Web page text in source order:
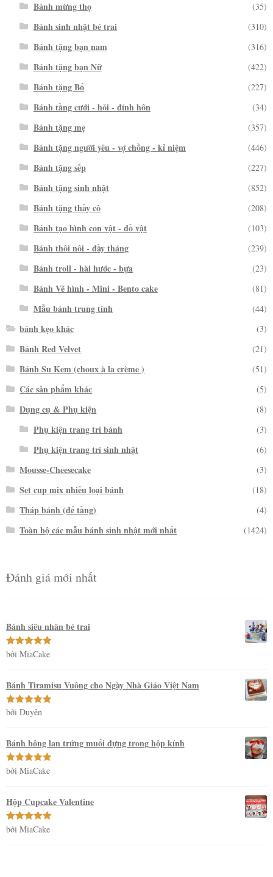
Bánh mừng thọ (35)
Bánh sinh nhật bé trai (310)
Bánh tặng bạn nam (316)
Bánh tặng bạn Nữ (422)
Bánh tặng Bố (227)
Bánh tầng cưới - hỏi - đính hôn (34)
Bánh tặng mẹ (357)
Bánh tặng người yêu - vợ chồng - kỉ niệm (446)
Bánh tặng sếp (227)
Bánh tặng sinh nhật (852)
Bánh tặng thầy cô (208)
Bánh tạo hình con vật - đồ vật (103)
Bánh thôi nôi - đầy tháng (239)
Bánh troll - hài hước - bựa (23)
Bánh Vẽ hình - Mini - Bento cake (81)
Mẫu bánh trung tính (44)
bánh kẹo khác (3)
Bánh Red Velvet (21)
Bánh Su Kem (choux à la crème ) (51)
Các sản phẩm khác (5)
Dụng cụ & Phụ kiện (8)
Phụ kiện trang trí bánh (3)
Phụ kiện trang trí sinh nhật (6)
Mousse-Cheesecake (3)
Set cup mix nhiều loại bánh (18)
Tháp bánh (đế tầng) (4)
Toàn bộ các mẫu bánh sinh nhật mới nhất (1424)
Đánh giá mới nhất
Bánh siêu nhân bé trai
Được xếp
bởi MiaCake
Bánh Tiramisu Vuông cho Ngày Nhà Giáo Việt Nam
Được xếp
sao
bởi Duyên
Bánh bông lan trứng muối đựng trong hộp kính
Được xếp
bởi MiaCake
Hộp Cupcake Valentine
Được xếp
bởi MiaCake